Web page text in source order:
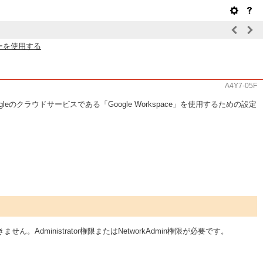
を使用する
A4Y7-05F
のクラウドサービスである「Google Workspace」を使用するための設定
せん。Administrator権限またはNetworkAdmin権限が必要です。